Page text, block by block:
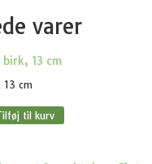
varer
13 cm
til kurv